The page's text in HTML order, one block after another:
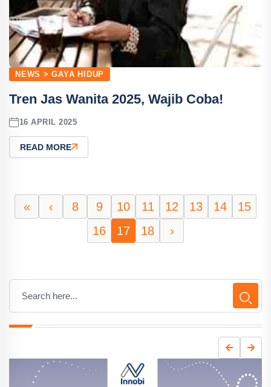
NEWS > GAYA HIDUP
Tren Jas Wanita 2025, Wajib Coba!
16 APRIL 2025
READ MORE
« ‹ 8 9 10 11 12 13 14
15
16
17 18 ›